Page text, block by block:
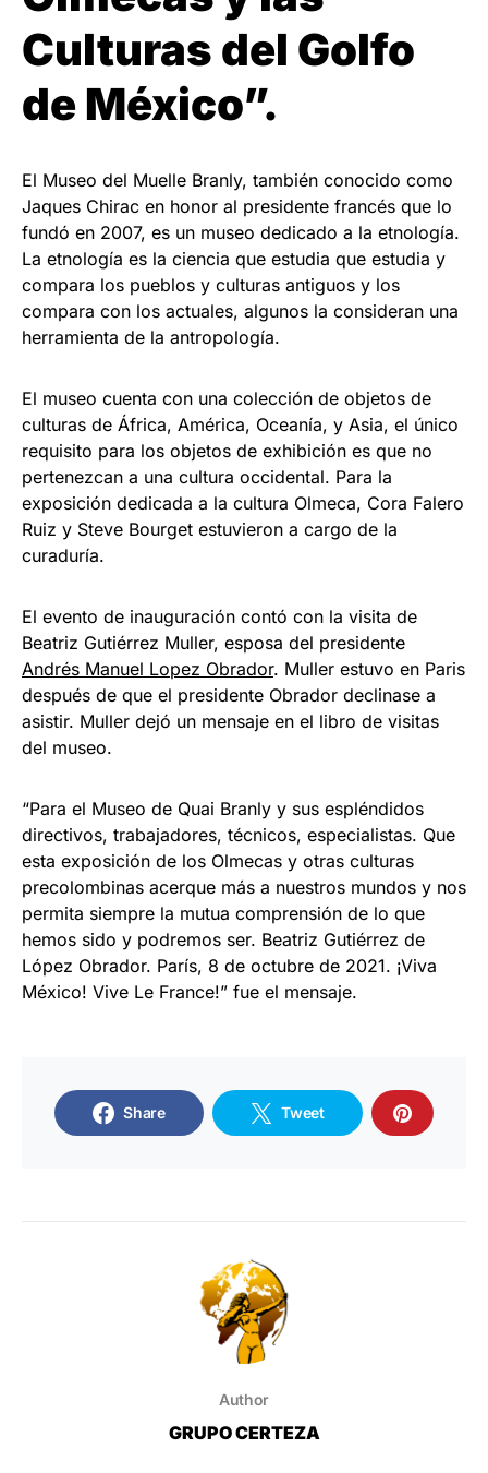
Culturas del Golfo
de México”.
El Museo del Muelle Branly, también conocido como
Jaques Chirac en honor al presidente francés que lo
fundó en 2007, es un museo dedicado a la etnología.
La etnología es la ciencia que estudia que estudia y
compara los pueblos y culturas antiguos y los
compara con los actuales, algunos la consideran una
herramienta de la antropología.
El museo cuenta con una colección de objetos de
culturas de África, América, Oceanía, y Asia, el único
requisito para los objetos de exhibición es que no
pertenezcan a una cultura occidental. Para la
exposición dedicada a la cultura Olmeca, Cora Falero
Ruiz y Steve Bourget estuvieron a cargo de la
curaduría.
El evento de inauguración contó con la visita de
Beatriz Gutiérrez Muller, esposa del presidente
Andrés Manuel Lopez Obrador. Muller estuvo en Paris
después de que el presidente Obrador declinase a
asistir. Muller dejó un mensaje en el libro de visitas
del museo.
“Para el Museo de Quai Branly y sus espléndidos
directivos, trabajadores, técnicos, especialistas. Que
esta exposición de los Olmecas y otras culturas
precolombinas acerque más a nuestros mundos y nos
permita siempre la mutua comprensión de lo que
hemos sido y podremos ser. Beatriz Gutiérrez de
López Obrador. París, 8 de octubre de 2021. ¡Viva
México! Vive Le France!” fue el mensaje.
Share Tweet
Author
GRUPO CERTEZA